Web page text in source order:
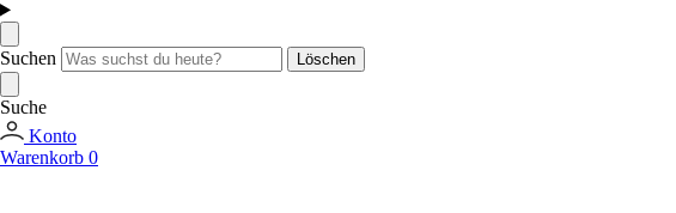
Suchen Löschen
Suche
Konto
Warenkorb 0